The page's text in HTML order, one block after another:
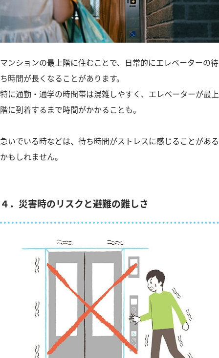
マンションの最上階に住むことで、日常的にエレベーターの待
ち時間が長くなることがあります。
特に通勤・通学の時間帯は混雑しやすく、エレベーターが最上
階に到着するまで時間がかかることも。
急いでいる時などは、待ち時間がストレスに感じることがある
かもしれません。
４．災害時のリスクと避難の難しさ